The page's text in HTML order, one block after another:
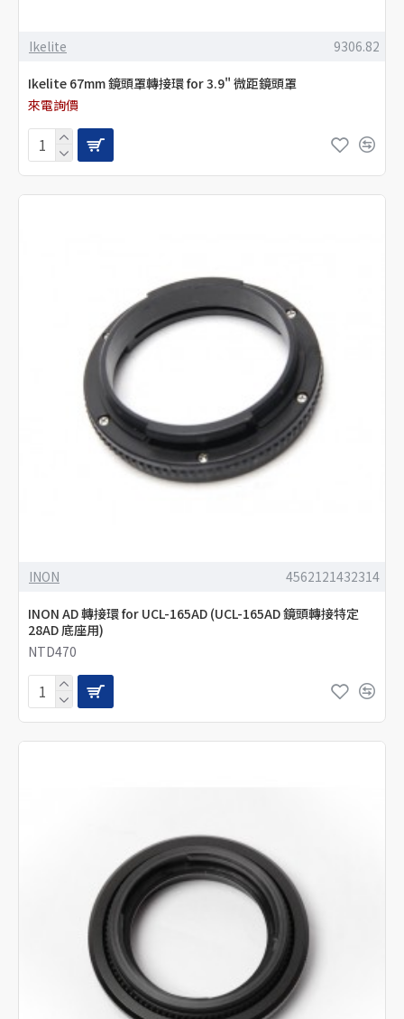
Ikelite 9306.82
Ikelite 67mm 鏡頭罩轉接環 for 3.9" 微距鏡頭罩
來電詢價
INON 4562121432314
INON AD 轉接環 for UCL-165AD (UCL-165AD 鏡頭轉接特定
28AD 底座用)
NTD470